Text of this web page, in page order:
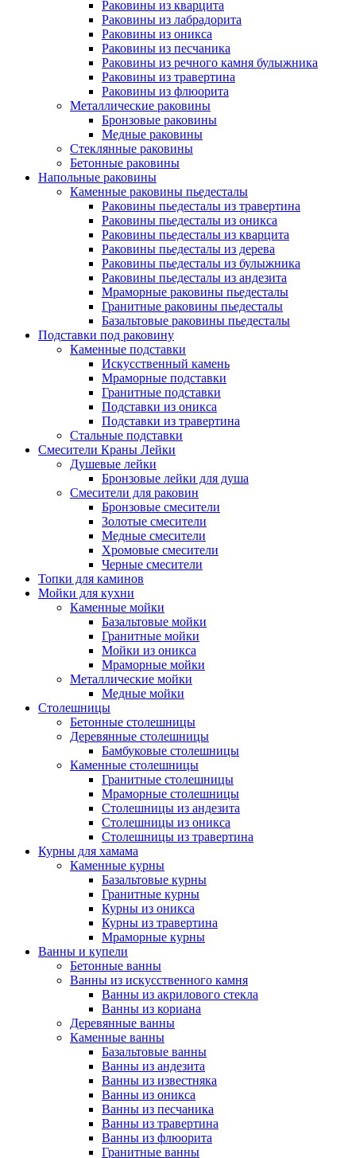
Раковины из кварцита
Раковины из лабрадорита
Раковины из оникса
Раковины из песчаника
Раковины из речного камня булыжника
Раковины из травертина
Раковины из флюорита
Металлические раковины
Бронзовые раковины
Медные раковины
Стеклянные раковины
Бетонные раковины
Напольные раковины
Каменные раковины пьедесталы
Раковины пьедесталы из травертина
Раковины пьедесталы из оникса
Раковины пьедесталы из кварцита
Раковины пьедесталы из дерева
Раковины пьедесталы из булыжника
Раковины пьедесталы из андезита
Мраморные раковины пьедесталы
Гранитные раковины пьедесталы
Базальтовые раковины пьедесталы
Подставки под раковину
Каменные подставки
Искусственный камень
Мраморные подставки
Гранитные подставки
Подставки из оникса
Подставки из травертина
Стальные подставки
Смесители Краны Лейки
Душевые лейки
Бронзовые лейки для душа
Смесители для раковин
Бронзовые смесители
Золотые смесители
Медные смесители
Хромовые смесители
Черные смесители
Топки для каминов
Мойки для кухни
Каменные мойки
Базальтовые мойки
Гранитные мойки
Мойки из оникса
Мраморные мойки
Металлические мойки
Медные мойки
Столешницы
Бетонные столешницы
Деревянные столешницы
Бамбуковые столешницы
Каменные столешницы
Гранитные столешницы
Мраморные столешницы
Столешницы из андезита
Столешницы из оникса
Столешницы из травертина
Курны для хамама
Каменные курны
Базальтовые курны
Гранитные курны
Курны из оникса
Курны из травертина
Мраморные курны
Ванны и купели
Бетонные ванны
Ванны из искусственного камня
Ванны из акрилового стекла
Ванны из кориана
Деревянные ванны
Каменные ванны
Базальтовые ванны
Ванны из андезита
Ванны из известняка
Ванны из оникса
Ванны из песчаника
Ванны из травертина
Ванны из флюорита
Гранитные ванны